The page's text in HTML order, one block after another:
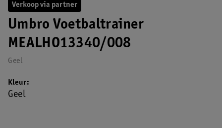
Verkoop via partner
Umbro Voetbaltrainer
MEALHO13340/008
Geel
Kleur
Geel